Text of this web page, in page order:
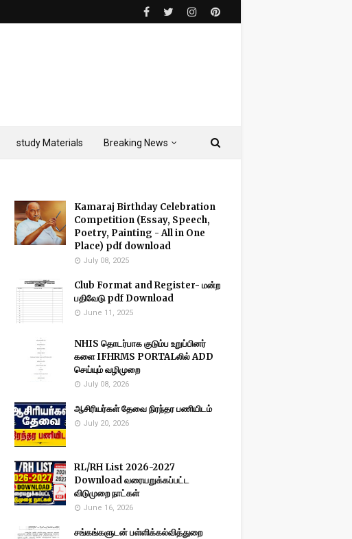
study Materials Breaking News
Kamaraj Birthday Celebration
Competition (Essay, Speech,
Poetry, Painting - All in One
Place) pdf download
July 08, 2025
Club Format and Register- மன்ற
பதிவேடு pdf Download
June 11, 2025
NHIS தொடர்பாக குடும்ப உறுப்பினர்
களை IFHRMS PORTALலில் ADD
செய்யும் வழிமுறை
July 08, 2026
ஆசிரியர்கள் தேவை நிரந்தர பணியிடம்
July 20, 2026
RL/RH List 2026-2027
Download வரையறுக்கப்பட்ட
விடுமுறை நாட்கள்
June 16, 2026
சங்கங்களுடன் பள்ளிக்கல்வித்துறை